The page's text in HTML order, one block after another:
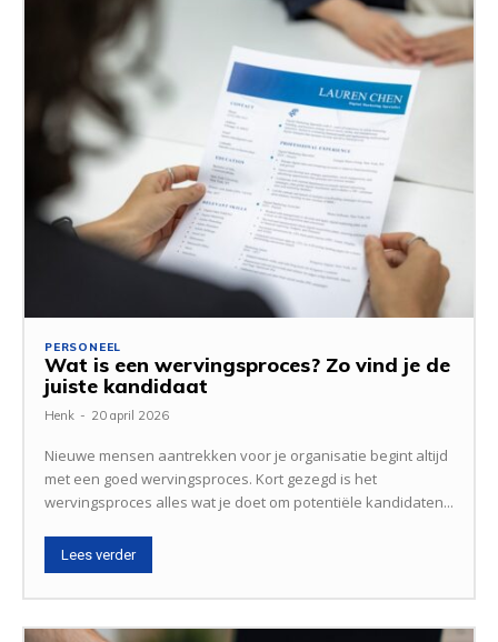
PERSONEEL
Wat is een wervingsproces? Zo vind je de
juiste kandidaat
Henk - 20 april 2026
Nieuwe mensen aantrekken voor je organisatie begint altijd
met een goed wervingsproces. Kort gezegd is het
wervingsproces alles wat je doet om potentiële kandidaten...
Lees verder